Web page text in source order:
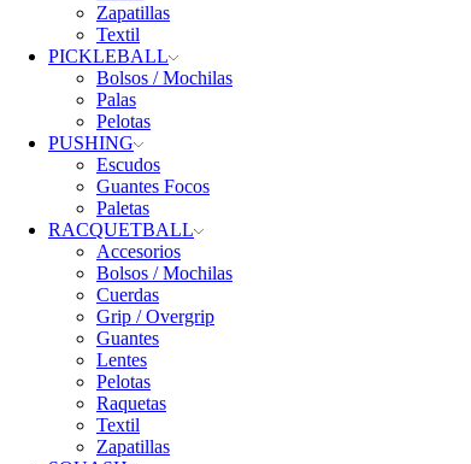
Zapatillas
Textil
PICKLEBALL
Bolsos / Mochilas
Palas
Pelotas
PUSHING
Escudos
Guantes Focos
Paletas
RACQUETBALL
Accesorios
Bolsos / Mochilas
Cuerdas
Grip / Overgrip
Guantes
Lentes
Pelotas
Raquetas
Textil
Zapatillas